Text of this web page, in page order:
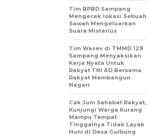
Tim BPBD Sampang
Mengecek lokasi Sebuah
Sawah Mengeluarkan
Suara Misterius
Tim Wasev di TMMD 129
Sampang Menyaksikan
Kerja Nyata Untuk
Rakyat TNI AD Bersama
Rakyat Membangun
Negeri
Cak Jum Sahabat Rakyat,
Kunjungi Warga Kurang
Mampu Tempat
Tinggalnya Tidak Layak
Huni di Desa Gulbung